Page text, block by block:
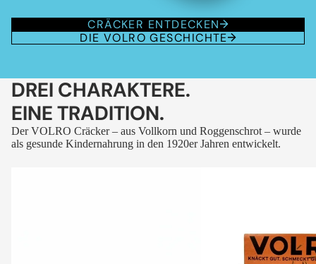
CRÄCKER ENTDECKEN
DIE VOLRO GESCHICHTE
DREI CHARAKTERE.
EINE TRADITION.
Der VOLRO Cräcker – aus Vollkorn und Roggenschrot – wurde
als gesunde Kindernahrung in den 1920er Jahren entwickelt.